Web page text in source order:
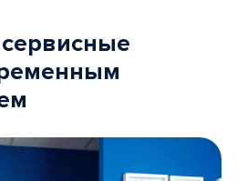
сервисные